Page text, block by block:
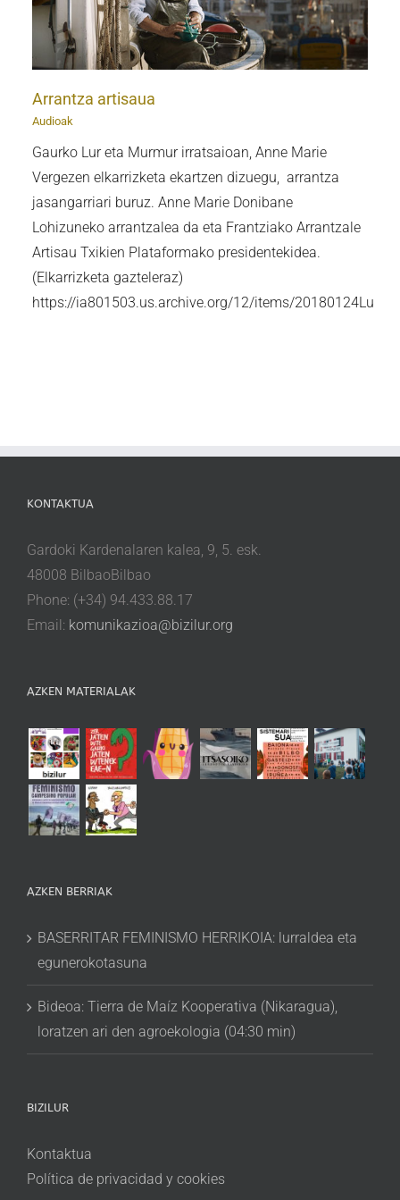
Arrantza artisaua
Audioak
Gaurko Lur eta Murmur irratsaioan, Anne Marie
Vergezen elkarrizketa ekartzen dizuegu, arrantza
jasangarriari buruz. Anne Marie Donibane
Lohizuneko arrantzalea da eta Frantziako Arrantzale
Artisau Txikien Plataformako presidentekidea.
(Elkarrizketa gazteleraz)
https://ia801503.us.archive.org/12/items/
KONTAKTUA
Gardoki Kardenalaren kalea, 9, 5. esk.
48008 BilbaoBilbao
Phone: (+34) 94.433.88.17
Email: komunikazioa@bizilur.org
AZKEN MATERIALAK
AZKEN BERRIAK
BASERRITAR FEMINISMO HERRIKOIA: lurraldea eta
egunerokotasuna
Bideoa: Tierra de Maíz Kooperativa (Nikaragua),
loratzen ari den agroekologia (04:30 min)
BIZILUR
Kontaktua
Política de privacidad y cookies